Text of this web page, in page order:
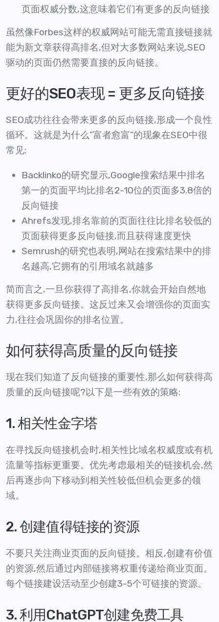
页面权威分数,这意味着它们有更多的反向链接
虽然像Forbes这样的权威网站可能无需直接链接就
能为新文章获得高排名,但对大多数网站来说,SEO
驱动的页面仍然需要直接的反向链接。
更好的SEO表现 = 更多反向链接
SEO成功往往会带来更多的反向链接,形成一个良性
循环。这就是为什么”富者愈富”的现象在SEO中很
常见:
Backlinko的研究显示,Google搜索结果中排名
第一的页面平均比排名2-10位的页面多3.8倍的
反向链接
Ahrefs发现,排名靠前的页面往往比排名较低的
页面获得更多反向链接,而且获得速度更快
Semrush的研究也表明,网站在搜索结果中的排
名越高,它拥有的引用域名就越多
简而言之,一旦你获得了高排名,你就会开始自然地
获得更多反向链接。这反过来又会增强你的页面实
力,往往会巩固你的排名位置。
如何获得高质量的反向链接
现在我们知道了反向链接的重要性,那么如何获得高
质量的反向链接呢?以下是一些有效的策略:
1. 相关性金字塔
在寻找反向链接机会时,相关性比域名权威度或有机
流量等指标更重要。优先考虑最相关的链接机会,然
后再逐步向下移动到相关性较低但机会更多的领
域。
2. 创建值得链接的资源
不要只关注商业页面的反向链接。相反,创建有价值
的资源,然后通过内部链接将权重传递给商业页面。
每个链接建设活动至少创建3-5个可链接的资源。
3. 利用ChatGPT创建免费工具